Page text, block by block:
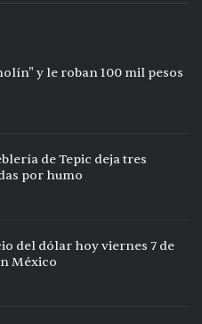
y le roban 100 mil pesos
de Tepic deja tres
por humo
del dólar hoy viernes 7 de
México